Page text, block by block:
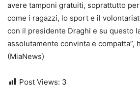
avere tamponi gratuiti, soprattutto
come i ragazzi, lo sport e il
con il presidente Draghi e su questo
assolutamente convinta e compatta”,
(MiaNews)
Post Views: 3